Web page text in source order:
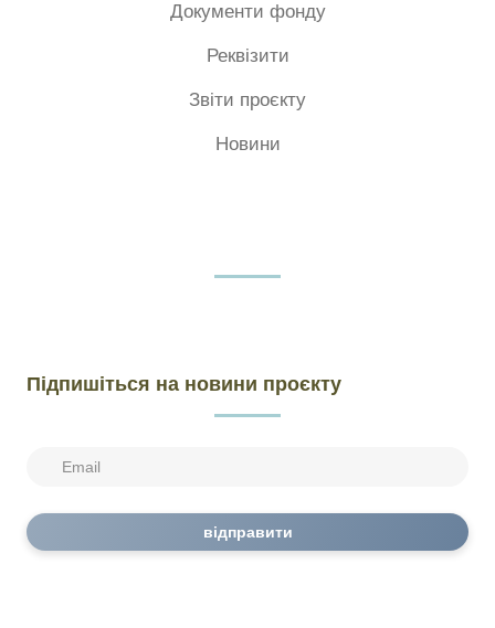
Документи фонду
Реквізити
Звіти проєкту
Новини
Підпишіться на новини проєкту
відправити